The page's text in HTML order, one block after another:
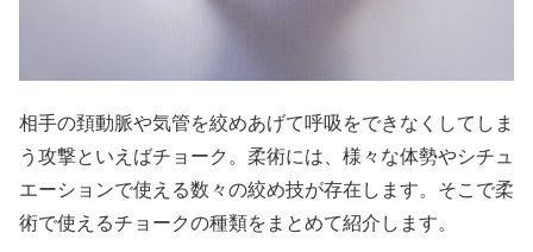
相手の頚動脈や気管を絞めあげて呼吸をできなくしてしま
う攻撃といえばチョーク。柔術には、様々な体勢やシチュ
エーションで使える数々の絞め技が存在します。そこで柔
術で使えるチョークの種類をまとめて紹介します。